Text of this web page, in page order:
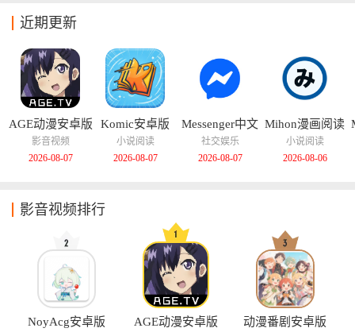
近期更新
AGE动漫安卓版
影音视频
2026-08-07
Komic安卓版
小说阅读
2026-08-07
Messenger中文
版
社交娱乐
2026-08-07
Mihon漫画阅读
器
小说阅读
2026-08-06
影音视频排行
NoyAcg安卓版 AGE动漫安卓版 动漫番剧安卓版